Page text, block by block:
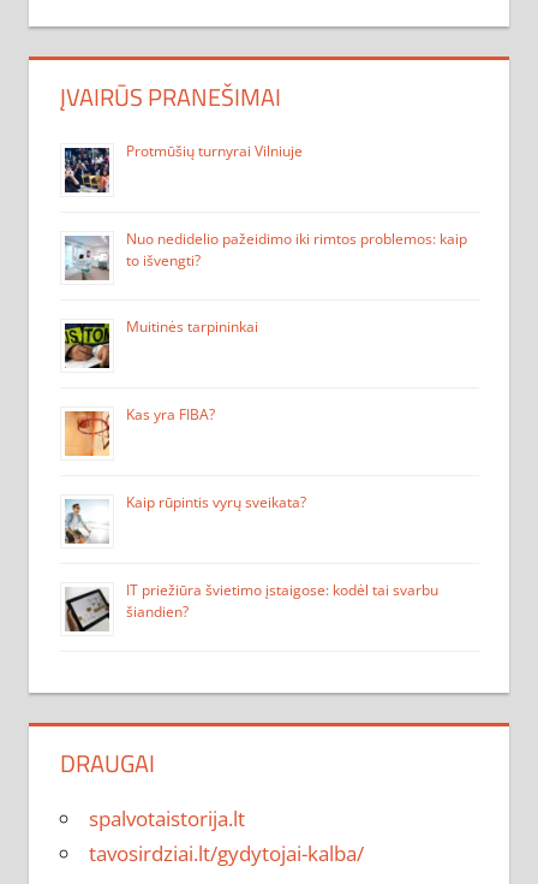
ĮVAIRŪS PRANEŠIMAI
Protmūšių turnyrai Vilniuje
Nuo nedidelio pažeidimo iki rimtos problemos: kaip
to išvengti?
Muitinės tarpininkai
Kas yra FIBA?
Kaip rūpintis vyrų sveikata?
IT priežiūra švietimo įstaigose: kodėl tai svarbu
šiandien?
DRAUGAI
spalvotaistorija.lt
tavosirdziai.lt/gydytojai-kalba/